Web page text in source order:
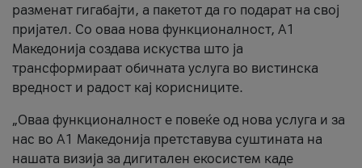
разменат гигабајти, а пакетот да го подарат на свој
пријател. Со оваа нова функционалност, А1
Македонија создава искуства што ја
трансформираат обичната услуга во вистинска
вредност и радост кај корисниците.
„Оваа функционалност е повеќе од нова услуга и за
нас во А1 Македонија претставува суштината на
нашата визија за дигитален екосистем каде